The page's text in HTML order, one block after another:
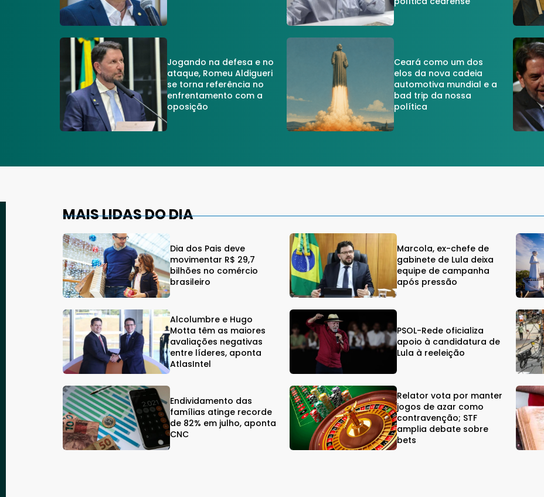
Jogando na defesa e no
ataque, Romeu Aldigueri
se torna referência no
enfrentamento com a
oposição
Ceará como um dos
elos da nova cadeia
automotiva mundial e a
bad trip da nossa
política
MAIS LIDAS DO DIA
Dia dos Pais deve
movimentar R$ 29,7
bilhões no comércio
brasileiro
Marcola, ex-chefe de
gabinete de Lula deixa
equipe de campanha
após pressão
Alcolumbre e Hugo
Motta têm as maiores
avaliações negativas
entre líderes, aponta
AtlasIntel
PSOL-Rede oficializa
apoio à candidatura de
Lula à reeleição
Endividamento das
famílias atinge recorde
de 82% em julho, aponta
CNC
Relator vota por manter
jogos de azar como
contravenção; STF
amplia debate sobre
bets